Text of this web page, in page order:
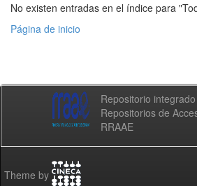
No existen entradas en el índice para
Página de inicio
Repositorio
Repositorios de
RRAAE
Theme by